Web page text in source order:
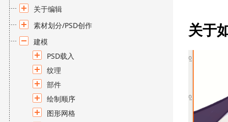
关于编辑
素材划分/PSD创作
建模
PSD载入
纹理
部件
绘制顺序
图形网格
关于